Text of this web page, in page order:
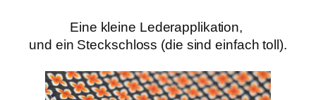
Eine kleine Lederapplikation,
und ein Steckschloss (die sind einfach toll).